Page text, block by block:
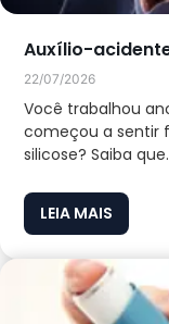
Auxílio-
22/07/2026
Você trabalhou
começou a sentir
silicose? Saiba
LEIA MAIS